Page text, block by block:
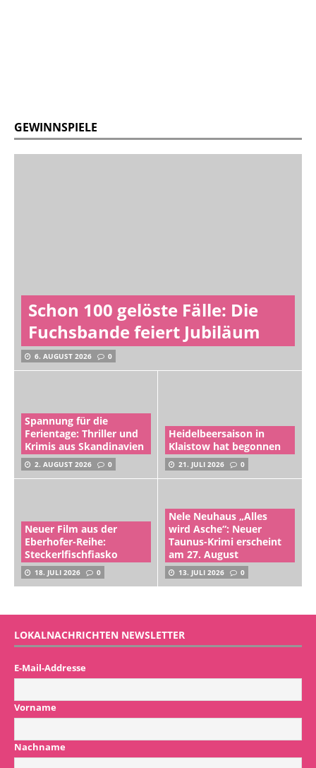
GEWINNSPIELE
Schon 100 gelöste Fälle: Die
Fuchsbande feiert Jubiläum
6. AUGUST 2026 0
Spannung für die
Ferientage: Thriller und
Krimis aus Skandinavien
2. AUGUST 2026 0
Heidelbeersaison in
Klaistow hat begonnen
21. JULI 2026 0
Neuer Film aus der
Eberhofer-Reihe:
Steckerlfischfiasko
18. JULI 2026 0
Nele Neuhaus „Alles
wird Asche“: Neuer
Taunus-Krimi erscheint
am 27. August
13. JULI 2026 0
LOKALNACHRICHTEN NEWSLETTER
E-Mail-Addresse
Vorname
Nachname